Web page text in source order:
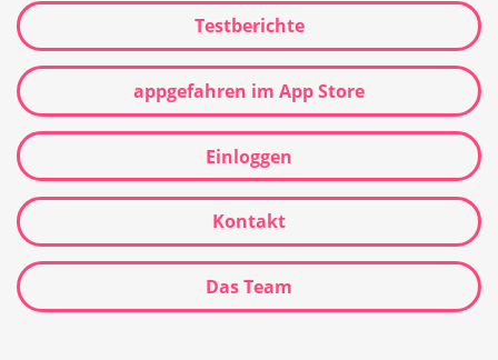
Testberichte
appgefahren im App Store
Einloggen
Kontakt
Das Team